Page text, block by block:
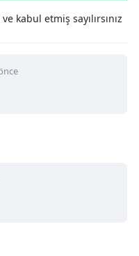
kabul etmiş sayılırsınız